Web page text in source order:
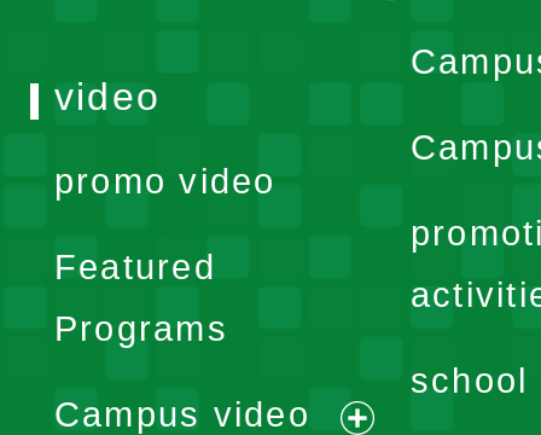
school
video
promo video
Featured
Programs
Campus video